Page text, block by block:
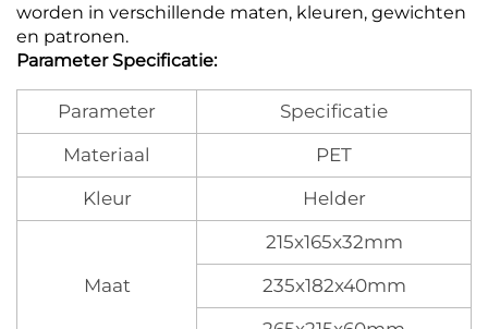
worden in verschillende maten, kleuren, gewichten
en patronen.
Parameter Specificatie:
Parameter
Specificatie
Materiaal
PET
Kleur
Helder
Maat
215x165x32mm
235x182x40mm